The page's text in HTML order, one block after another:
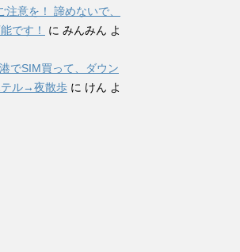
意を！ 諦めないで、
です！
に みんみん よ
でSIM買って、ダウン
テル→夜散歩 に けん よ